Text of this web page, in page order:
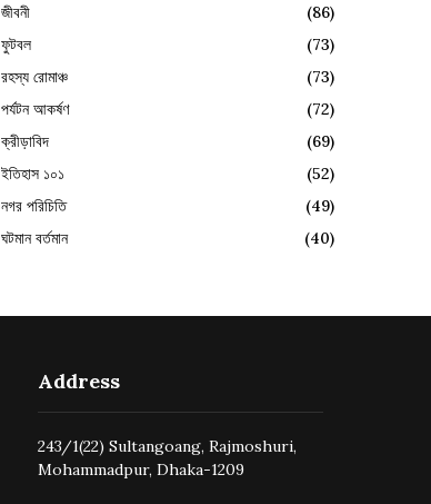
জীবনী
(86)
ফুটবল
(73)
রহস্য রোমাঞ্চ
(73)
পর্যটন আকর্ষণ
(72)
ক্রীড়াবিদ
(69)
ইতিহাস ১০১
(52)
নগর পরিচিতি
(49)
ঘটমান বর্তমান
(40)
Address
243/1(22) Sultangoang, Rajmoshuri,
Mohammadpur, Dhaka-1209